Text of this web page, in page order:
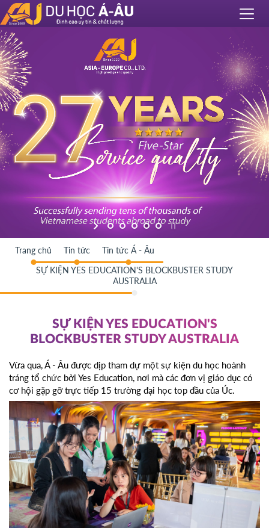
Trang chủ Tin tức Tin tức Á - Âu
SỰ KIỆN YES EDUCATION'S BLOCKBUSTER STUDY
AUSTRALIA
SỰ KIỆN YES EDUCATION'S
BLOCKBUSTER STUDY AUSTRALIA
Vừa qua, Á - Âu được dịp tham dự một sự kiện du học hoành
tráng tổ chức bởi Yes Education, nơi mà các đơn vị giáo dục có
cơ hội gặp gỡ trực tiếp 15 trường đại học top đầu của Úc.